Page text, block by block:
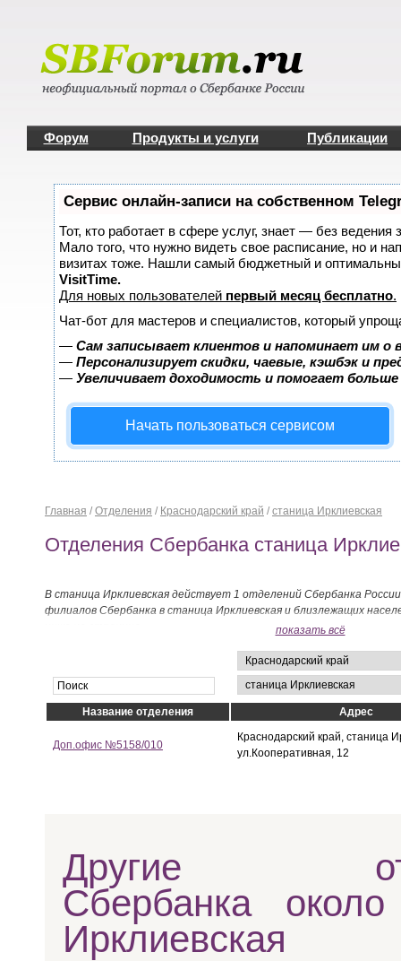
Форум Продукты и услуги Публикации
Сервис онлайн-записи на собственном
Тот, кто работает в сфере услуг, знает — без ведения
Мало того, что нужно видеть свое расписание, но и
визитах тоже. Нашли самый бюджетный и
VisitTime.
Для новых пользователей первый месяц бесплатно.
Чат-бот для мастеров и специалистов, который
— Сам записывает клиентов и напоминает им о
— Персонализирует скидки, чаевые, кэшбэк и
— Увеличивает доходимость и помогает
Начать пользоваться сервисом
Главная / Отделения / Краснодарский край / станица Ирклиевская
Отделения Сбербанка станица
В станица Ирклиевская действует 1 отделений Сбербанка
филиалов Сбербанка в станица Ирклиевская и близлежащих
показать всё
Название отделения Адрес
Доп.офис №5158/010
Краснодарский край, станица
ул.Кооперативная, 12
Другие
Сбербанка
Ирклиевская